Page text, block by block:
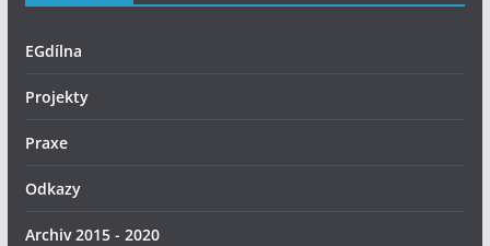
EGdílna
Projekty
Praxe
Odkazy
Archiv 2015 - 2020